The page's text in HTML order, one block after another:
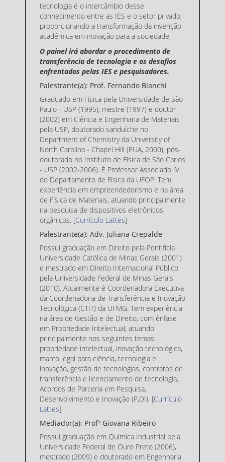
tecnologia é o intercâmbio desse
conhecimento entre as IES e o setor privado,
proporcionando a transformação da invenção
acadêmica em inovação para a sociedade.
O painel irá abordar o procedimento de
transferência de tecnologia e os desafios
enfrentados pelas IES e pesquisadores.
Palestrante(a): Prof. Fernando Bianchi
Graduado em Física pela Universidade de São
Paulo - USP (1995), mestre (1997) e doutor
(2002) em Ciência e Engenharia de Materiais
pela USP, doutorado sanduíche no
Department of Chemistry da University of
North Carolina - Chapel Hill (EUA, 2000), pós-
doutorado no Instituto de Física de São Carlos
- USP (2002-2006). É Professor Associado IV
do Departamento de Física da UFOP. Tem
experiência em empreendedorismo e na área
de Física de Materiais, atuando principalmente
na pesquisa de dispositivos eletrônicos
orgânicos. [Currículo Lattes]
Palestrante(a): Adv. Juliana Crepalde
Possui graduação em Direito pela Pontifícia
Universidade Católica de Minas Gerais (2001)
e mestrado em Direito Internacional Público
pela Universidade Federal de Minas Gerais
(2010). Atualmente é Coordenadora Executiva
da Coordenadoria de Transferência e Inovação
Tecnológica (CTIT) da UFMG. Tem experiência
na área de Gestão e de Direito, com ênfase
em Propriedade Intelectual, atuando
principalmente nos seguintes temas:
propriedade intelectual, inovação tecnológica,
marco legal para ciência, tecnologia e
inovação, gestão de tecnologias, contratos de
transferência e licenciamento de tecnologia,
Acordos de Parceria em Pesquisa,
Desenvolvimento e Inovação (P,DI). [Currículo
Lattes]
Mediador(a): Profª Giovana Ribeiro
Possui graduação em Química Industrial pela
Universidade Federal de Ouro Preto (2006),
mestrado (2009) e doutorado em Engenharia